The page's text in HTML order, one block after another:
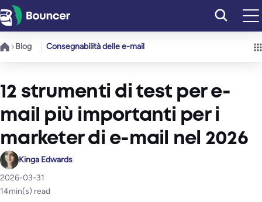
Vai
al
contenuto
Blog Consegnabilità delle e-mail
12 strumenti di test per e-
mail più importanti per i
marketer di e-mail nel 2026
Kinga Edwards
2026-03-31
14min(s) read